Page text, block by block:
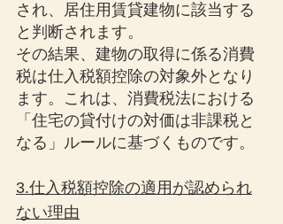
され、居住用賃貸建物に該当する
と判断されます。
その結果、建物の取得に係る消費
税は仕入税額控除の対象外となり
ます。これは、消費税法における
「住宅の貸付けの対価は非課税と
なる」ルールに基づくものです。
3.仕入税額控除の適用が認められ
ない理由